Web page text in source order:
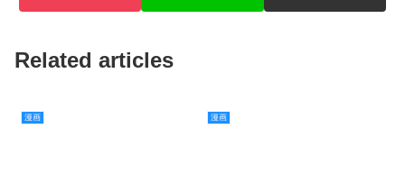
Related articles
漫画 漫画